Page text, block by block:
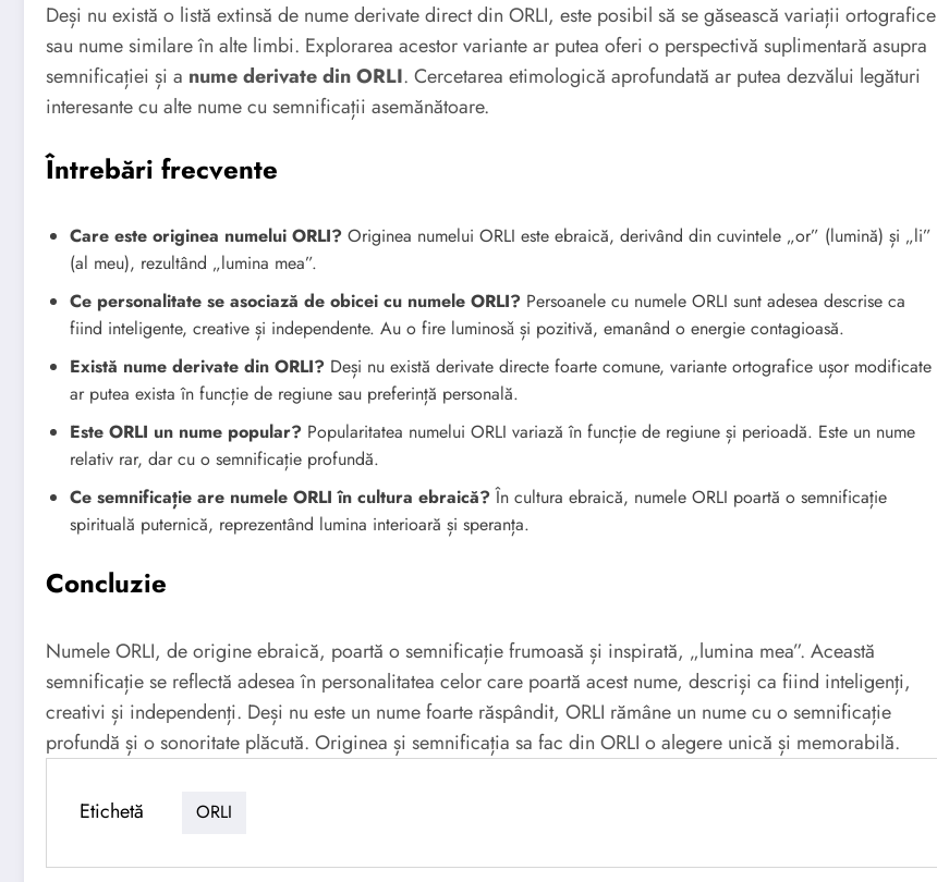
Deși nu există o listă extinsă de nume derivate direct din ORLI, este posibil să se găsească variații ortografice
sau nume similare în alte limbi. Explorarea acestor variante ar putea oferi o perspectivă suplimentară asupra
semnificației și a nume derivate din ORLI. Cercetarea etimologică aprofundată ar putea dezvălui legături
interesante cu alte nume cu semnificații asemănătoare.
Întrebări frecvente
Care este originea numelui ORLI? Originea numelui ORLI este ebraică, derivând din cuvintele „or” (lumină) și „li”
(al meu), rezultând „lumina mea”.
Ce personalitate se asociază de obicei cu numele ORLI? Persoanele cu numele ORLI sunt adesea descrise ca
fiind inteligente, creative și independente. Au o fire luminosǎ și pozitivă, emanând o energie contagioasă.
Există nume derivate din ORLI? Deși nu există derivate directe foarte comune, variante ortografice ușor modificate
ar putea exista în funcție de regiune sau preferință personală.
Este ORLI un nume popular? Popularitatea numelui ORLI variază în funcție de regiune și perioadă. Este un nume
relativ rar, dar cu o semnificație profundă.
Ce semnificație are numele ORLI în cultura ebraică? În cultura ebraică, numele ORLI poartă o semnificație
spirituală puternică, reprezentând lumina interioară și speranța.
Concluzie
Numele ORLI, de origine ebraică, poartă o semnificație frumoasă și inspirată, „lumina mea”. Această
semnificație se reflectă adesea în personalitatea celor care poartă acest nume, descriși ca fiind inteligenți,
creativi și independenți. Deși nu este un nume foarte răspândit, ORLI rămâne un nume cu o semnificație
profundă și o sonoritate plăcută. Originea și semnificația sa fac din ORLI o alegere unică și memorabilă.
Etichetă ORLI